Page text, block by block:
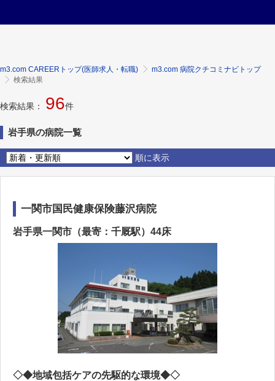
m3.com CAREERトップ(医師求人・転職)
m3.com 病院クチコミナビトップ
検索結果
検索結果： 96件
岩手県の病院一覧
順に表示
一関市国民健康保険藤沢病院
岩手県一関市（最寄：千厩駅）44床
◇◆地域包括ケアの先駆的な環境◆◇